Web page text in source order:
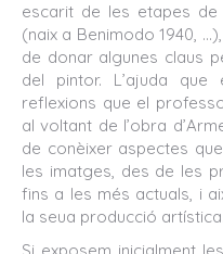
escarit de les etapes
(naix a Benimodo 1940,
de donar algunes claus
del pintor. L’ajuda
reflexions que el
al voltant de l’obra
de conèixer aspectes
les imatges, des de les
fins a les més actuals, i
la seua producció artística.